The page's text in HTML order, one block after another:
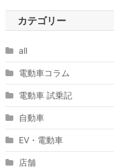
カテゴリー
all
電動車コラム
電動車 試乗記
自動車
EV・電動車
店舗